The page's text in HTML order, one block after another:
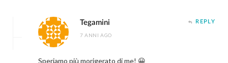
Tegamini
7 ANNI AGO
REPLY
Speriamo più morigerato di me! 😀